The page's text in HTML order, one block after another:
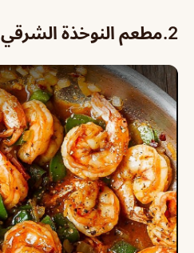
2. مطعم النوخذة الشرقي